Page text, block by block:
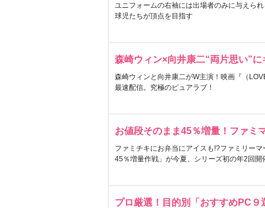
ユニフォームの右袖には出場者のみに与えら
球児たちが頂点を目指す
森崎ウィン×向井康二“両片思い”
森崎ウィンと向井康二がW主演！映画『（
最速配信。究極のピュアラブ！
お値段そのまま45％増量！ファミ
ファミチキにお弁当にアイスも!?ファミリー
45％増量作戦」が今夏、シリーズ初の年2回開
プロ厳選！目的別「おすすめPC９